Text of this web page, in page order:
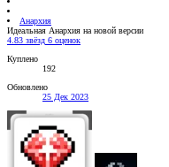
Анархия
Идеальная Анархия на новой версии
4.83 звёзд 6 оценок
Куплено
192
Обновлено
25 Дек 2023